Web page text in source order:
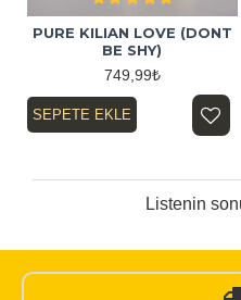
PURE KILIAN LOVE (DONT
BE SHY)
749,99₺
SEPETE EKLE
Listenin